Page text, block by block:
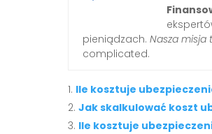
pieniądzach. Nasza
complicated.
Ile kosztuje
Jak skalkulować koszt
Ile kosztuje